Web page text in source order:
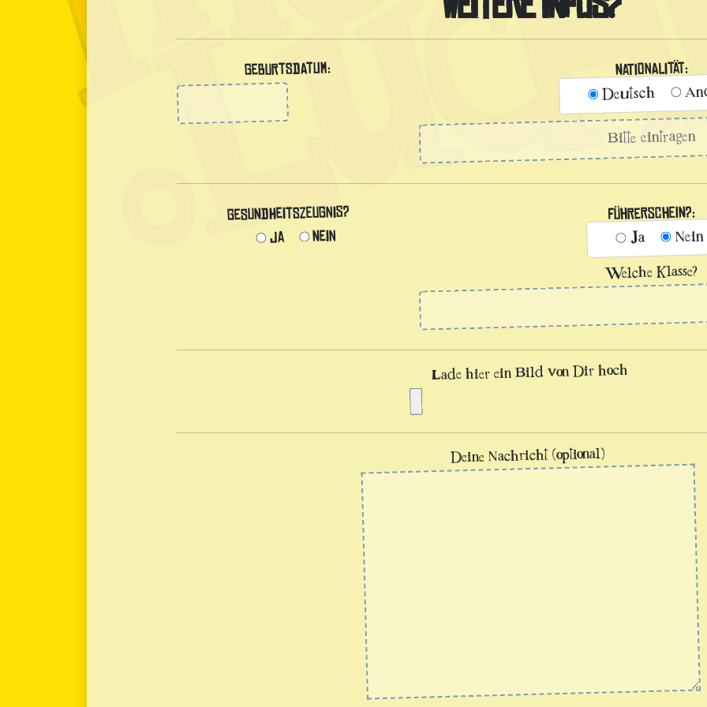
Geburtsdatum: Nationalität:
Deutsch
Gesundheitszeugnis?
Ja Nein
Führerschein?:
Ja Nein
Welche Klasse?
Lade hier ein Bild von Dir hoch
Deine Nachricht (optional)